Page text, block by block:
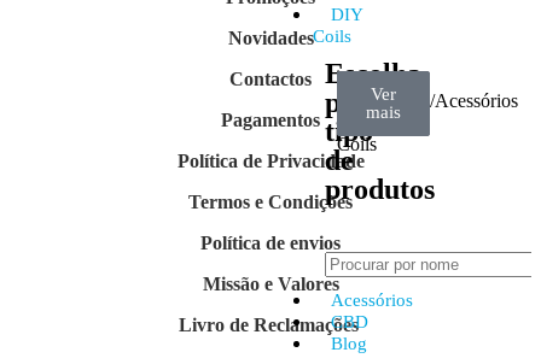
DIY
Coils
Escolha
por
tipo
de
produtos
Arame
–
Coils
Ver
mais
Algodão
Ver
mais
Ferramentas/Acessórios
Ver
mais
Acessórios
CBD
Blog
Novidades
Contactos
Pagamentos
Política de Privacidade
Termos e Condições
Política de envios
Missão e Valores
Livro de Reclamações